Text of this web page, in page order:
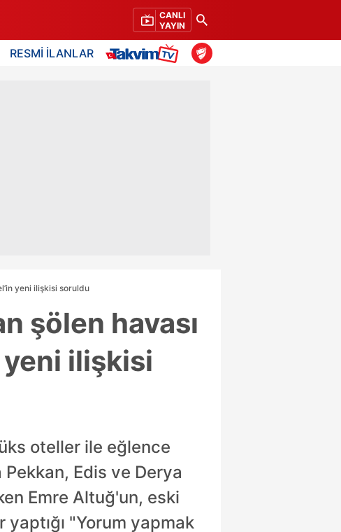
CANLI
YAYIN
RESMİ İLANLAR
yeni ilişkisi soruldu
şölen havası
yeni ilişkisi
oteller ile eğlence
Pekkan, Edis ve Derya
Emre Altuğ'un, eski
yaptığı "Yorum yapmak